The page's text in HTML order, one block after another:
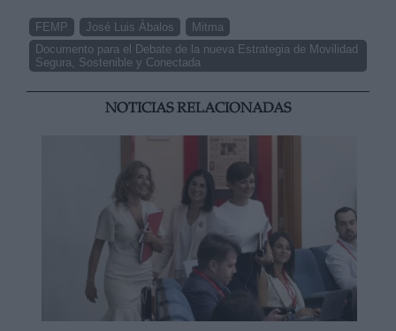
FEMP José Luis Ábalos
Mitma
Documento para el Debate de la nueva Estrategia de Movilidad
Segura, Sostenible y Conectada
NOTICIAS RELACIONADAS